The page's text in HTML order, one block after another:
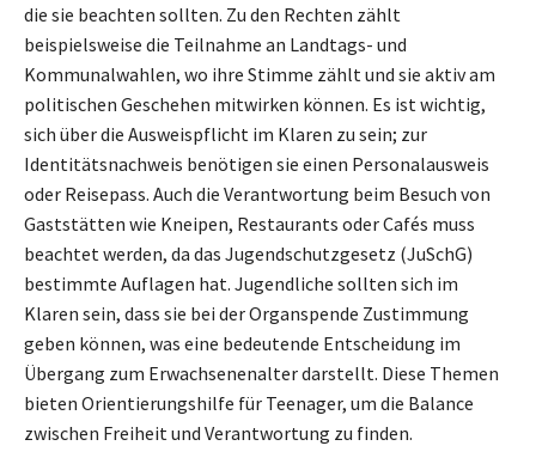
die sie beachten sollten. Zu den Rechten zählt
beispielsweise die Teilnahme an Landtags- und
Kommunalwahlen, wo ihre Stimme zählt und sie aktiv am
politischen Geschehen mitwirken können. Es ist wichtig,
sich über die Ausweispflicht im Klaren zu sein; zur
Identitätsnachweis benötigen sie einen Personalausweis
oder Reisepass. Auch die Verantwortung beim Besuch von
Gaststätten wie Kneipen, Restaurants oder Cafés muss
beachtet werden, da das Jugendschutzgesetz (JuSchG)
bestimmte Auflagen hat. Jugendliche sollten sich im
Klaren sein, dass sie bei der Organspende Zustimmung
geben können, was eine bedeutende Entscheidung im
Übergang zum Erwachsenenalter darstellt. Diese Themen
bieten Orientierungshilfe für Teenager, um die Balance
zwischen Freiheit und Verantwortung zu finden.